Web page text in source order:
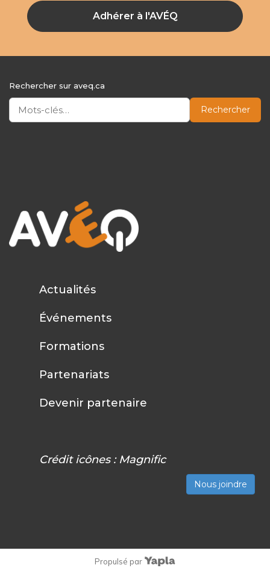
Adhérer à l'AVÉQ
Rechercher sur aveq.ca
Rechercher
Actualités
Événements
Formations
Partenariats
Devenir partenaire
Crédit icônes : Magnific
Nous joindre
Propulsé par